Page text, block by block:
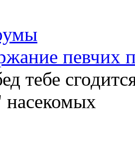
певчих
тебе